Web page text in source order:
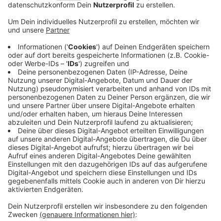
worden.
Veröffentlicht:Mittwoch, 11.09.2019 05:37
Anzeige
Ende nächsten Jahres (4. Quartal 2020) sollen die
Bauarbeiten abgeschlossen sein. Dann können wir dort
mit direktem Blick auf den Rhein schwimmen. Neben
dem eigentlichen Schwimmbad wird noch eine
Gymnastikhalle und ein Veranstaltungsraum im neuen
Gebäude untergebracht. Auf dem Dach entsteht ein
Fußballplatz. Die Kosten für den Neubau belaufen sich
auf rund 26 Millionen Euro - rund zehn Millionen mehr,
als ursprünglich geplant. Das lag auch an Altlasten und
Bunkerresten, die im Boden gefunden wurden.
Anzeige